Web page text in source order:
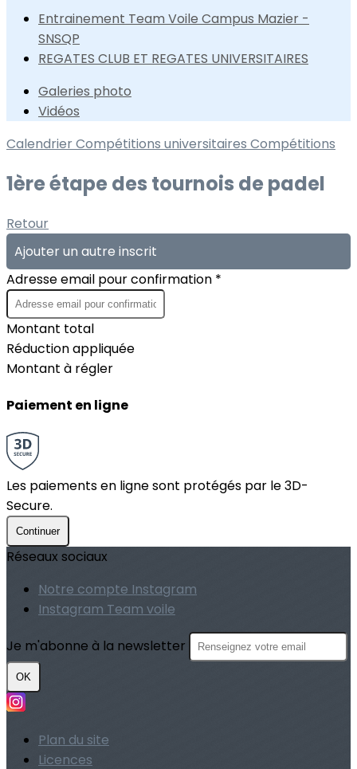
Entrainement Team Voile Campus Mazier -
SNSQP
REGATES CLUB ET REGATES UNIVERSITAIRES
Galeries photo
Vidéos
CalendrierCompétitions universitaires Compétitions
1ère étape des tournois de padel
Retour
Ajouter un autre inscrit
Adresse email pour confirmation *
Montant total
Réduction appliquée
Montant à régler
Paiement en ligne
Les paiements en ligne sont protégés par le 3D-
Secure.
Continuer
Réseaux sociaux
Notre compte Instagram
Instagram Team voile
Je m'abonne à la newsletter
OK
Plan du site
Licences